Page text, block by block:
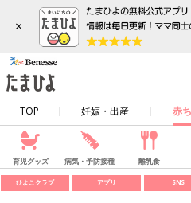
×
TOP 妊娠・出産 赤
育児グッズ 病気・予防接種 離乳食
ひよこクラブ アプリ SNS